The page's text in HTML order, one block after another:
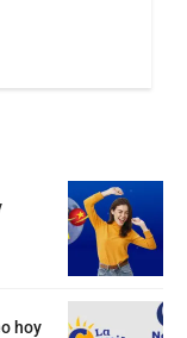
hoy